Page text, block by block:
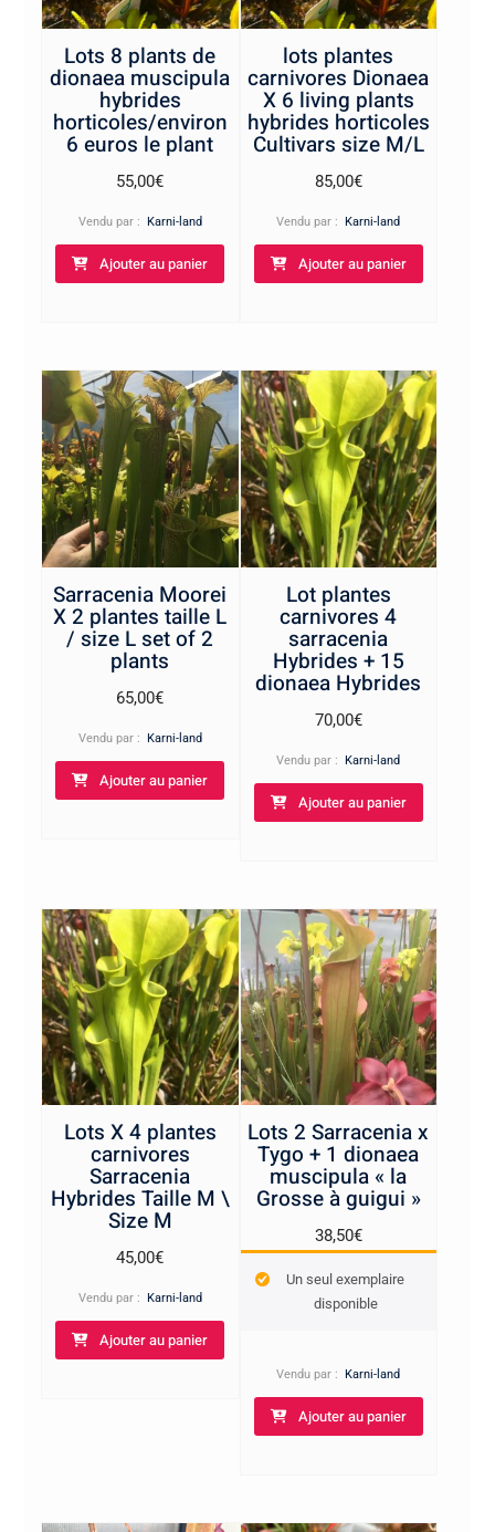
Lots 8 plants de
dionaea muscipula
hybrides
horticoles/environ
6 euros le plant
55,00€
Vendu par : Karni-land
Ajouter au panier
lots plantes
carnivores Dionaea
X 6 living plants
hybrides horticoles
Cultivars size M/L
85,00€
Vendu par : Karni-land
Ajouter au panier
Sarracenia Moorei
X 2 plantes taille L
/ size L set of 2
plants
65,00€
Vendu par : Karni-land
Ajouter au panier
Lot plantes
carnivores 4
sarracenia
Hybrides + 15
dionaea Hybrides
70,00€
Vendu par :Karni-land
Ajouter au panier
Lots X 4 plantes
carnivores
Sarracenia
Hybrides Taille M \
Size M
45,00€
Vendu par : Karni-land
Ajouter au panier
Lots 2 Sarracenia x
Tygo + 1 dionaea
muscipula « la
Grosse à guigui »
38,50€
Un seul exemplaire
disponible
Vendu par : Karni-land
Ajouter au panier